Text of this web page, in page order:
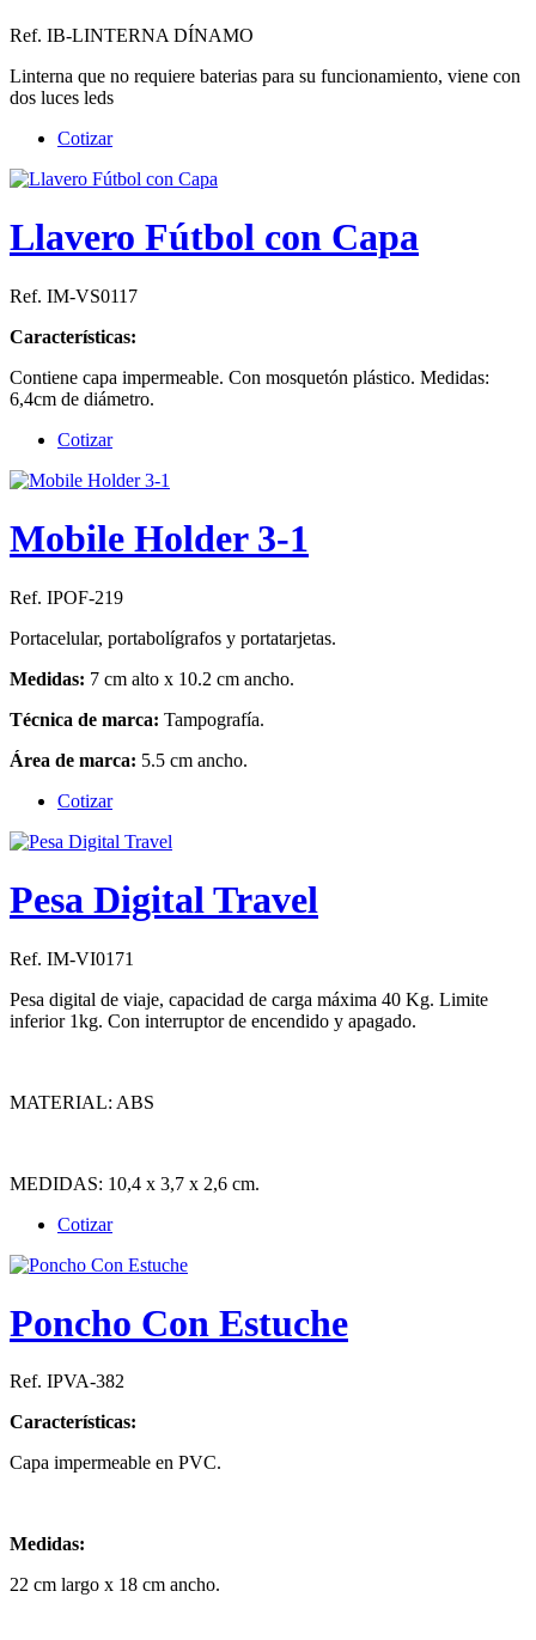
Ref. IB-LINTERNA DÍNAMO
Linterna que no requiere baterias para su funcionamiento, viene con
dos luces leds
Cotizar
Llavero Fútbol con Capa
Ref. IM-VS0117
Características:
Contiene capa impermeable. Con mosquetón plástico. Medidas:
6,4cm de diámetro.
Cotizar
Mobile Holder 3-1
Ref. IPOF-219
Portacelular, portabolígrafos y portatarjetas.
Medidas: 7 cm alto x 10.2 cm ancho.
Técnica de marca: Tampografía.
Área de marca: 5.5 cm ancho.
Cotizar
Pesa Digital Travel
Ref. IM-VI0171
Pesa digital de viaje, capacidad de carga máxima 40 Kg. Limite
inferior 1kg. Con interruptor de encendido y apagado.
MATERIAL: ABS
MEDIDAS: 10,4 x 3,7 x 2,6 cm.
Cotizar
Poncho Con Estuche
Ref. IPVA-382
Características:
Capa impermeable en PVC.
Medidas:
22 cm largo x 18 cm ancho.